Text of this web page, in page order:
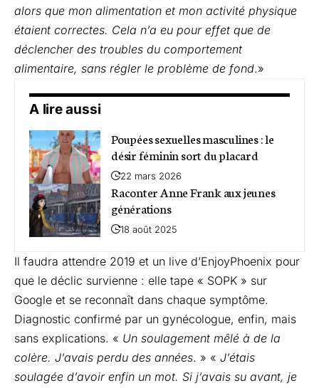
alors que mon alimentation et mon activité physique
étaient correctes. Cela n’a eu pour effet que de
déclencher des troubles du comportement
alimentaire, sans régler le problème de fond.»
A lire aussi
Poupées sexuelles masculines : le
désir féminin sort du placard
22 mars 2026
Raconter Anne Frank aux jeunes
générations
18 août 2025
Il faudra attendre 2019 et un live d’EnjoyPhoenix pour
que le déclic survienne : elle tape « SOPK » sur
Google et se reconnaît dans chaque symptôme.
Diagnostic confirmé par un gynécologue, enfin, mais
sans explications. « Un soulagement mêlé à de la
colère. J’avais perdu des années. » « J’étais
soulagée d’avoir enfin un mot. Si j’avais su avant, je